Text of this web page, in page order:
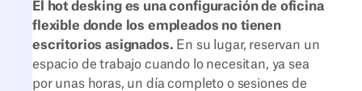
El hot desking es una configuración de oficina
flexible donde los empleados no tienen
escritorios asignados. En su lugar, reservan un
espacio de trabajo cuando lo necesitan, ya sea
por unas horas, un día completo o sesiones de